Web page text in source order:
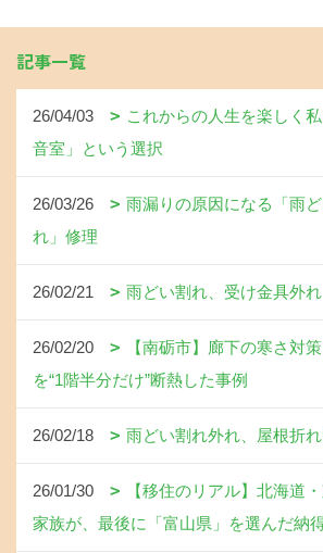
記事一覧
26/04/03
これからの人生を楽しく
音室」という選択
26/03/26
雨漏りの原因になる「雨
れ」修理
26/02/21 雨どい割れ、受け金具外れ
26/02/20
【南砺市】廊下の寒さ対
を“1階半分だけ”断熱した事例
26/02/18 雨どい割れ外れ、屋根折れ
26/01/30
【移住のリアル】北海道
家族が、最後に「富山県」を選んだ納